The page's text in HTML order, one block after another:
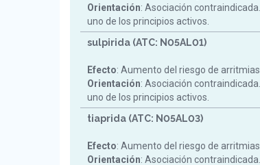
Orientación: Asociación
uno de los principios activos.
sulpirida (ATC: N05AL01)
Efecto: Aumento del riesgo de
Orientación: Asociación
uno de los principios activos.
tiaprida (ATC: N05AL03)
Efecto: Aumento del riesgo de
Orientación: Asociación